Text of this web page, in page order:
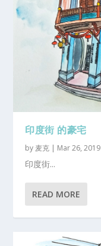
印度街 的豪宅
by 麦克 | Mar 26, 2019
印度街...
READ MORE